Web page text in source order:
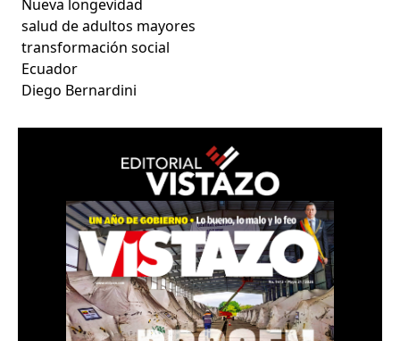
Nueva longevidad
salud de adultos mayores
transformación social
Ecuador
Diego Bernardini